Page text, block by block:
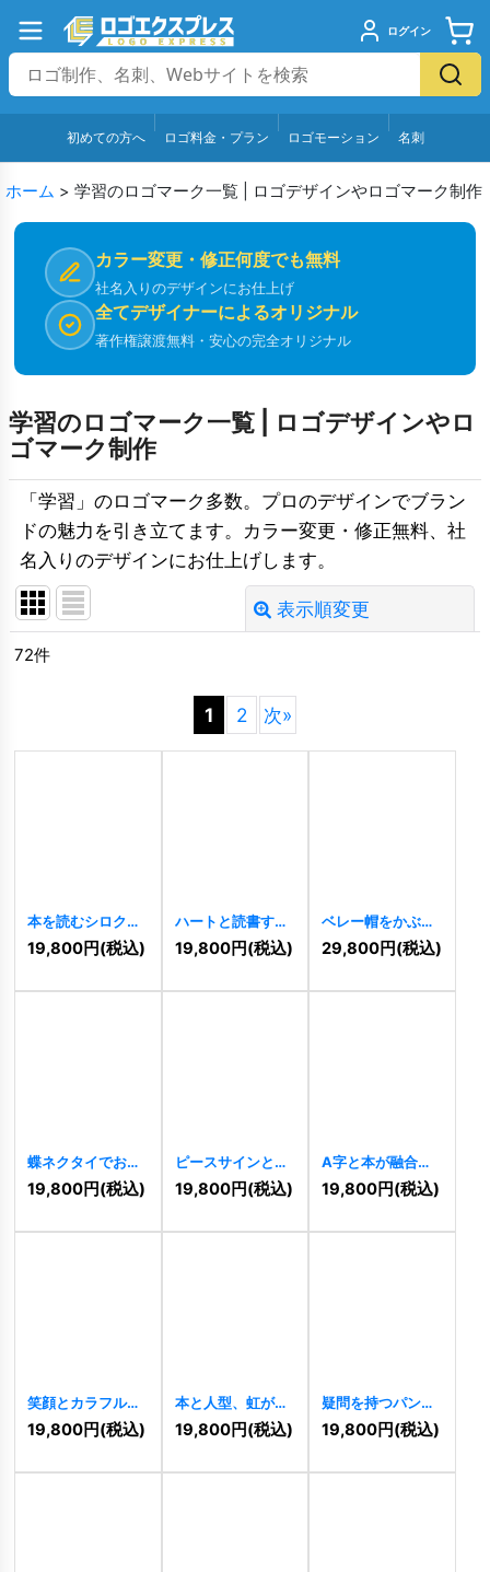
ログイン
初めての方へ ロゴ料金・プラン ロゴモーション 名刺
ホーム > 学習のロゴマーク一覧 | ロゴデザインやロゴマーク制作
カラー変更・修正何度でも無料
社名入りのデザインにお仕上げ
全てデザイナーによるオリジナル
著作権譲渡無料・安心の完全オリジナル
学習のロゴマーク一覧 | ロゴデザインやロ
ゴマーク制作
「学習」のロゴマーク多数。プロのデザインでブラン
ドの魅力を引き立てます。カラー変更・修正無料、社
名入りのデザインにお仕上げします。
表示順変更
絞り込む
72件
1 2 次»
本を読むシロクマ
の愛らしいロゴ
11453 ]
19,800円(税込)
ハートと読書する
猫のロゴ [11350]
19,800円(税込)
ベレー帽をかぶっ
た画家のゾウのク
リエイティブロゴ
29,800円(税込)
蝶ネクタイでおめ
かししたキリンの
キュートなロゴ
19,800円(税込)
ピースサインと算
数記号が彩る知育
ロゴ 11281]
19,800円(税込)
A字と本が融合し
た知性と成長のロ
ゴ [ 11265 ]
19,800円(税込)
笑顔とカラフルな
子供のロゴ
11230 ]
19,800円(税込)
本と人型、虹が織
りなす学びのコミ
ュニティロゴ
19,800円(税込)
疑問を持つパンダ
の知的・クリエイ
ティブロゴ
19,800円(税込)